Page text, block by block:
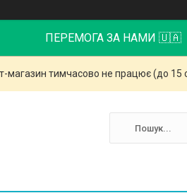
ПЕРЕМОГА ЗА НАМИ 🇺🇦
магазин тимчасово не працює (до 15